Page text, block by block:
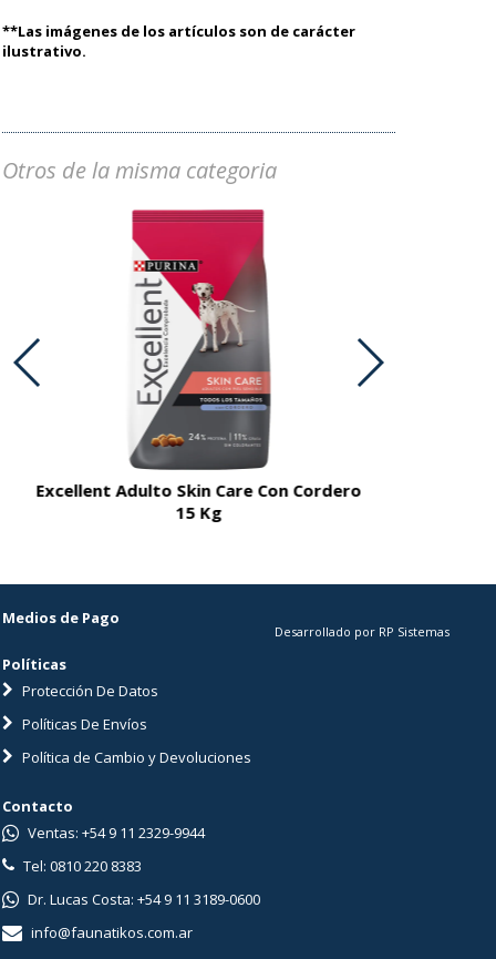
**Las imágenes de los artículos son de carácter
ilustrativo.
Otros de la misma categoria
Excellent Adulto Skin Care Con Cordero
15 Kg
Medios de Pago
Políticas
Protección De Datos
Políticas De Envíos
Política de Cambio y Devoluciones
Desarrollado por RP Sistemas
Contacto
Ventas: +54 9 11 2329-9944
Tel: 0810 220 8383
Dr. Lucas Costa: +54 9 11 3189-0600
info@faunatikos.com.ar